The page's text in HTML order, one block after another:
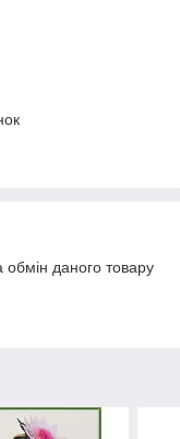
даного товару